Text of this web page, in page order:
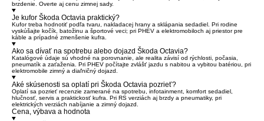
brzdenie. Overte aj cenu zimnej sady.
Je kufor Škoda Octavia praktický?
Kufor treba hodnotiť podľa tvaru, nakladacej hrany a sklápania sedadiel. Pri rodine
vyskúšajte kočík, batožinu a športové veci; pri PHEV a elektromobiloch aj priestor pre
káble a prípadné zmenšenie kufra.
Ako sa dívať na spotrebu alebo dojazd Škoda Octavia?
Katalógové údaje sú vhodné na porovnanie, ale realita závisí od rýchlosti, počasia,
pneumatík a zaťaženia. Pri PHEV počítajte zvlášť jazdu s nabitou a vybitou batériou, pri
elektromobile zimný a diaľničný dojazd.
Aké skúsenosti sa oplatí pri Škoda Octavia pozrieť?
Oplatí sa pozrieť recenzie zamerané na spotrebu, infotainment, komfort sedadiel,
hlučnosť, servis a praktickosť kufra. Pri RS verziách aj brzdy a pneumatiky, pri
elektrických verziách nabíjanie a zimný dojazd.
Cena, výbava a hodnota